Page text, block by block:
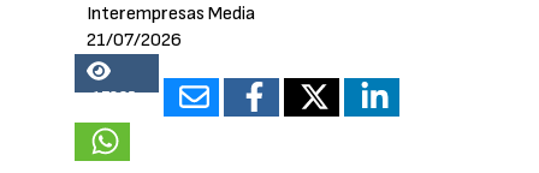
Interempresas Media
21/07/2026
17835